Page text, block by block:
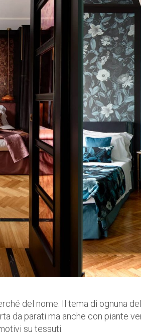
del nome. Il tema di ognuna
da parati ma anche con piante
su tessuti.